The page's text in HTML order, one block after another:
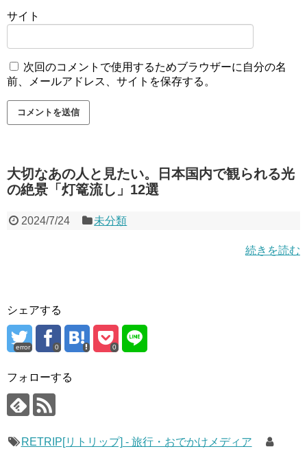
サイト
次回のコメントで使用するためブラウザーに自分の名
前、メールアドレス、サイトを保存する。
大切なあの人と見たい。日本国内で観られる光
の絶景「灯篭流し」12選
2024/7/24 未分類
続きを読む
シェアする
error 0 0
フォローする
RETRIP[リトリップ] - 旅行・おでかけメディア